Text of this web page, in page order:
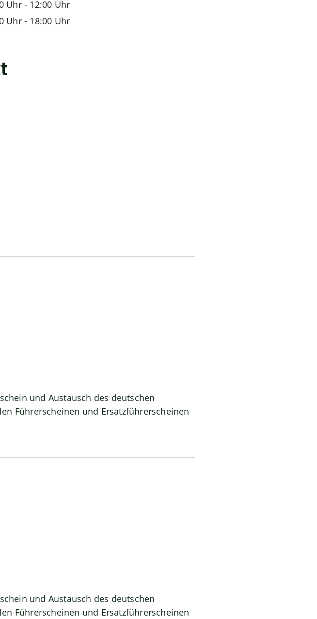
Uhr- 12:00 Uhr
Uhr- 18:00 Uhr
und Austausch des deutschen
Führerscheinen und Ersatzführerscheinen
und Austausch des deutschen
Führerscheinen und Ersatzführerscheinen